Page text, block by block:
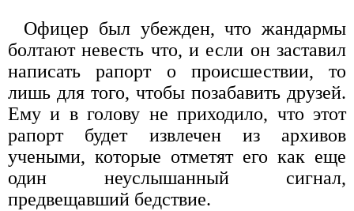
Офицер был убежден, что жандармы
болтают невесть что, и если он заставил
написать рапорт о происшествии, то
лишь для того, чтобы позабавить друзей.
Ему и в голову не приходило, что этот
рапорт будет извлечен из архивов
учеными, которые отметят его как еще
один неуслышанный сигнал,
предвещавший бедствие.